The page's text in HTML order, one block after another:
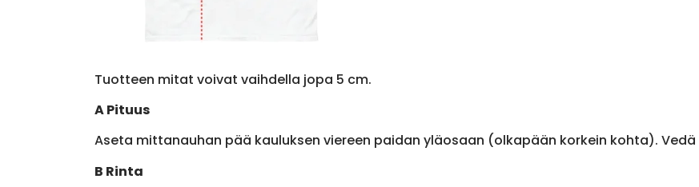
Tuotteen mitat voivat vaihdella jopa 5 cm.
A Pituus
Aseta mittanauhan pää kauluksen viereen paidan yläosaan (olkapään korkein kohta).
B Rinta